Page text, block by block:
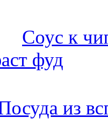
Соус к
фуд
из